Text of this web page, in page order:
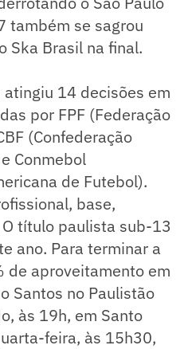
também se sagrou
Ska Brasil na final.
14 decisões em
por FPF (Federação
(Confederação
Conmebol
de Futebol).
base,
título paulista sub-13
ano. Para terminar a
de aproveitamento em
Santos no Paulistão
às 19h, em Santo
feira, às 15h30,